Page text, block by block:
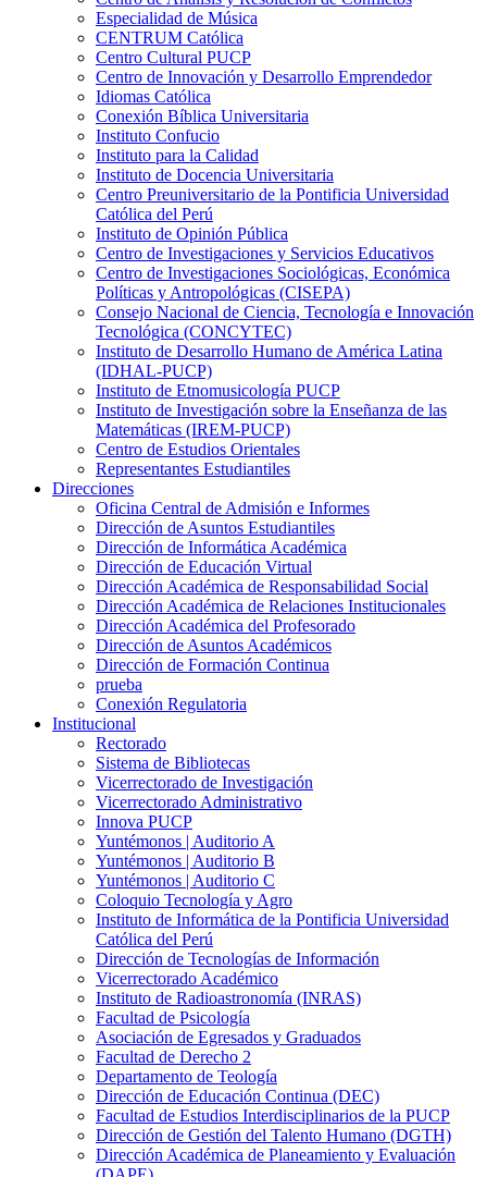
Especialidad de Música
CENTRUM Católica
Centro Cultural PUCP
Centro de Innovación y Desarrollo Emprendedor
Idiomas Católica
Conexión Bíblica Universitaria
Instituto Confucio
Instituto para la Calidad
Instituto de Docencia Universitaria
Centro Preuniversitario de la Pontificia Universidad
Católica del Perú
Instituto de Opinión Pública
Centro de Investigaciones y Servicios Educativos
Centro de Investigaciones Sociológicas, Económica
Políticas y Antropológicas (CISEPA)
Consejo Nacional de Ciencia, Tecnología e Innovación
Tecnológica (CONCYTEC)
Instituto de Desarrollo Humano de América Latina
(IDHAL-PUCP)
Instituto de Etnomusicología PUCP
Instituto de Investigación sobre la Enseñanza de las
Matemáticas (IREM-PUCP)
Centro de Estudios Orientales
Representantes Estudiantiles
Direcciones
Oficina Central de Admisión e Informes
Dirección de Asuntos Estudiantiles
Dirección de Informática Académica
Dirección de Educación Virtual
Dirección Académica de Responsabilidad Social
Dirección Académica de Relaciones Institucionales
Dirección Académica del Profesorado
Dirección de Asuntos Académicos
Dirección de Formación Continua
prueba
Conexión Regulatoria
Institucional
Rectorado
Sistema de Bibliotecas
Vicerrectorado de Investigación
Vicerrectorado Administrativo
Innova PUCP
Yuntémonos | Auditorio A
Yuntémonos | Auditorio B
Yuntémonos | Auditorio C
Coloquio Tecnología y Agro
Instituto de Informática de la Pontificia Universidad
Católica del Perú
Dirección de Tecnologías de Información
Vicerrectorado Académico
Instituto de Radioastronomía (INRAS)
Facultad de Psicología
Asociación de Egresados y Graduados
Facultad de Derecho 2
Departamento de Teología
Dirección de Educación Continua (DEC)
Facultad de Estudios Interdisciplinarios de la PUCP
Dirección de Gestión del Talento Humano (DGTH)
Dirección Académica de Planeamiento y Evaluación